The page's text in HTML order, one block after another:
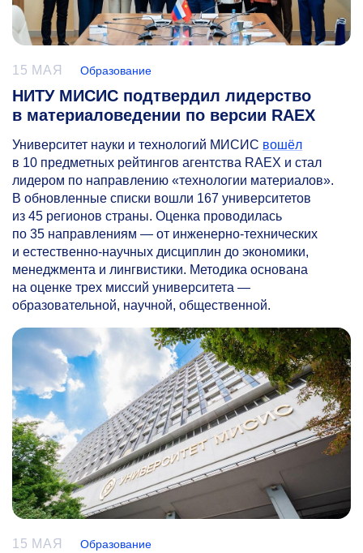
15 МАЯ Образование
НИТУ МИСИС подтвердил лидерство
в материаловедении по версии RAEX
Университет науки и технологий МИСИС вошёл
в 10 предметных рейтингов агентства RAEX и стал
лидером по направлению «технологии материалов».
В обновленные списки вошли 167 университетов
из 45 регионов страны. Оценка проводилась
по 35 направлениям — от инженерно-технических
и естественно-научных дисциплин до экономики,
менеджмента и лингвистики. Методика основана
на оценке трех миссий университета —
образовательной, научной, общественной.
15 МАЯ Образование